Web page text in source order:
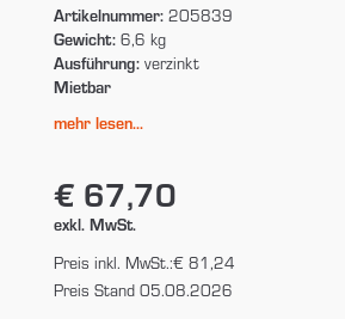
Artikelnummer:205839
Gewicht:6,6 kg
Ausführung:verzinkt
Mietbar
mehr lesen...
€ 67,70
exkl. MwSt.
Preis inkl. MwSt.:€ 81,24
Preis Stand 05.08.2026